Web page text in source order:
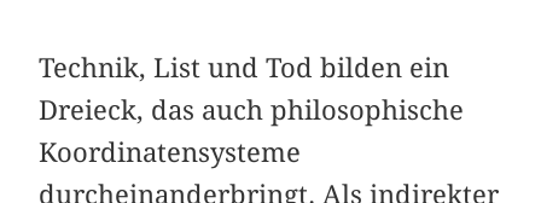
Technik, List und Tod bilden ein
Dreieck, das auch philosophische
Koordinatensysteme
durcheinanderbringt. Als indirekter